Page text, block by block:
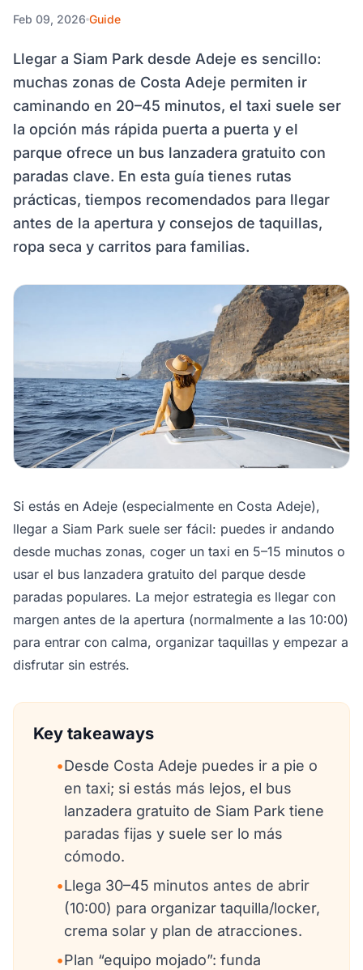
Feb 09, 2026 Guide
Llegar a Siam Park desde Adeje es sencillo:
muchas zonas de Costa Adeje permiten ir
caminando en 20–45 minutos, el taxi suele ser
la opción más rápida puerta a puerta y el
parque ofrece un bus lanzadera gratuito con
paradas clave. En esta guía tienes rutas
prácticas, tiempos recomendados para llegar
antes de la apertura y consejos de taquillas,
ropa seca y carritos para familias.
Si estás en Adeje (especialmente en Costa Adeje),
llegar a Siam Park suele ser fácil: puedes ir andando
desde muchas zonas, coger un taxi en 5–15 minutos o
usar el bus lanzadera gratuito del parque desde
paradas populares. La mejor estrategia es llegar con
margen antes de la apertura (normalmente a las 10:00)
para entrar con calma, organizar taquillas y empezar a
disfrutar sin estrés.
Key takeaways
•Desde Costa Adeje puedes ir a pie o
en taxi; si estás más lejos, el bus
lanzadera gratuito de Siam Park tiene
paradas fijas y suele ser lo más
cómodo.
•Llega 30–45 minutos antes de abrir
(10:00) para organizar taquilla/locker,
crema solar y plan de atracciones.
•Plan “equipo mojado”: funda